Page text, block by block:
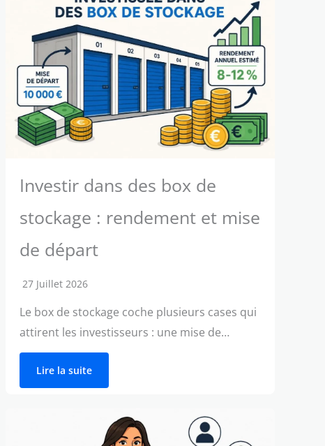
Investir dans des box de
stockage : rendement et mise
de départ
27 Juillet 2026
Le box de stockage coche plusieurs cases qui
attirent les investisseurs : une mise de…
Lire la suite